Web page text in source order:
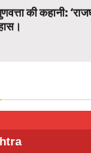
की कहानी: